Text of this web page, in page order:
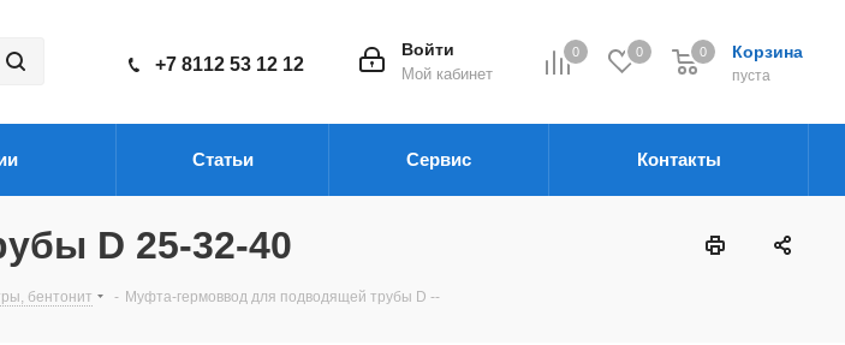
0 0 Корзина
пуста
0
Войти
Мой кабинет
+7 8112 53 12 12
Статьи Сервис Контакты
D 25-32-40
бентонит - Муфта-гермоввод для подводящей трубы D --